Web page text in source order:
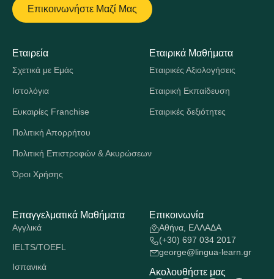
Επικοινωνήστε Μαζί Μας
Εταιρεία
Σχετικά με Εμάς
Ιστολόγια
Ευκαιρίες Franchise
Πολιτική Απορρήτου
Πολιτική Επιστροφών & Ακυρώσεων
Όροι Χρήσης
Εταιρικά Μαθήματα
Εταιρικές Αξιολογήσεις
Εταιρική Εκπαίδευση
Εταιρικές δεξιότητες
Επαγγελματικά Μαθήματα
Αγγλικά
IELTS/TOEFL
Ισπανικά
Επικοινωνία
Αθήνα, ΕΛΛΑΔΑ
(+30) 697 034 2017
george@lingua-learn.gr
Ακολουθήστε μας